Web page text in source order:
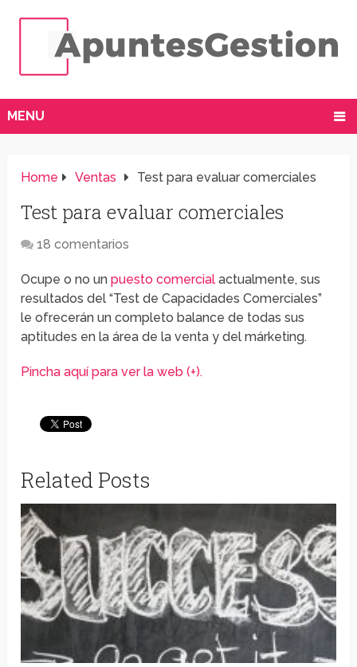
MENU
Home Ventas Test para evaluar comerciales
Test para evaluar comerciales
18 comentarios
Ocupe o no unpuesto comercialactualmente, sus
resultados del “Test de Capacidades Comerciales”
le ofrecerán un completo balance de todas sus
aptitudes en la área de la venta y del márketing.
Pincha aquí para ver la web (+).
Related Posts